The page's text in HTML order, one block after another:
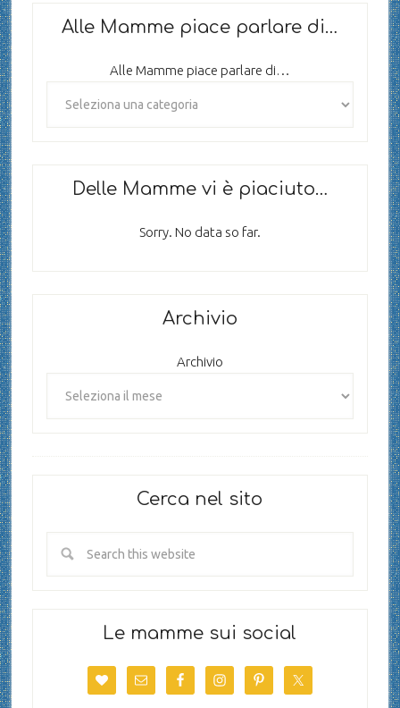
Alle Mamme piace parlare di…
Alle Mamme piace parlare di…
Delle Mamme vi è piaciuto…
Sorry. No data so far.
Archivio
Archivio
Cerca nel sito
Le mamme sui social